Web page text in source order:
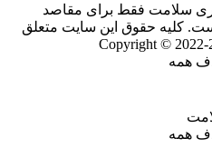
سلامت فقط برای مقاصد
است. کلیه حقوق این سایت متعلق
Copyright © 2022-
همه
همه